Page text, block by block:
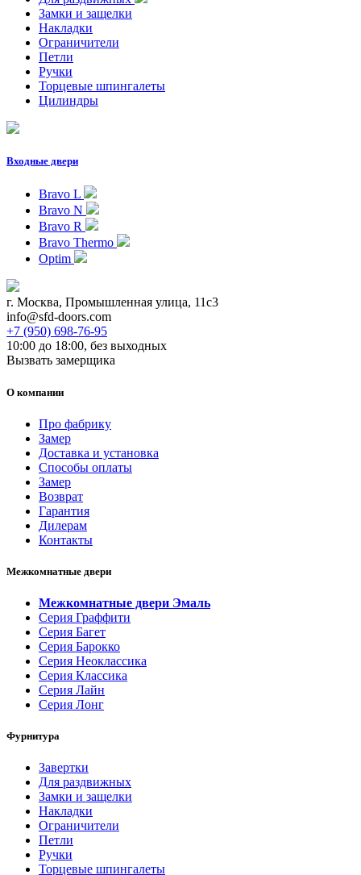
Замки и защелки
Накладки
Ограничители
Петли
Ручки
Торцевые шпингалеты
Цилиндры
Входные двери
Bravo L
Bravo N
Bravo R
Bravo Thermo
Optim
г. Москва, Промышленная улица, 11с3
info@sfd-doors.com
+7 (950) 698-76-95
10:00 до 18:00, без выходных
Вызвать замерщика
О компании
Про фабрику
Замер
Доставка и установка
Способы оплаты
Замер
Возврат
Гарантия
Дилерам
Контакты
Межкомнатные двери
Межкомнатные двери Эмаль
Серия Граффити
Серия Багет
Серия Барокко
Серия Неоклассика
Серия Классика
Серия Лайн
Серия Лонг
Фурнитура
Завертки
Для раздвижных
Замки и защелки
Накладки
Ограничители
Петли
Ручки
Торцевые шпингалеты